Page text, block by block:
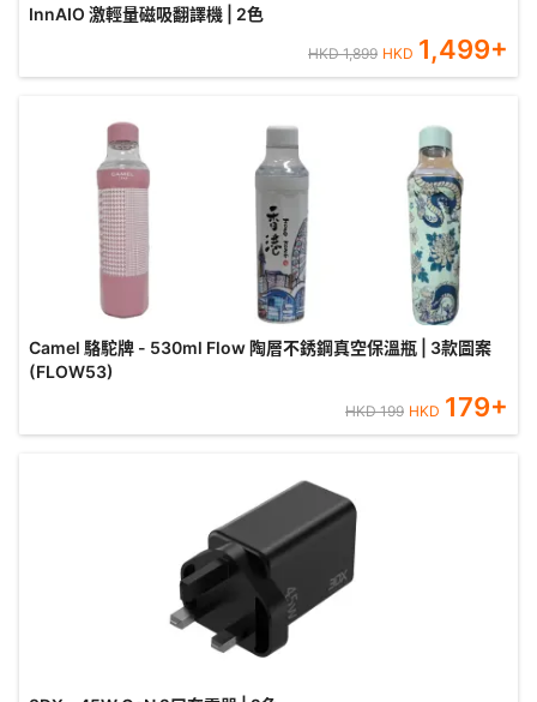
InnAIO 激輕量磁吸翻譯機 | 2色
HKD1,899 HKD 1,499+
Camel 駱駝牌 - 530ml Flow 陶層不銹鋼真空保溫瓶 | 3款圖案
(FLOW53)
HKD199 HKD 179+